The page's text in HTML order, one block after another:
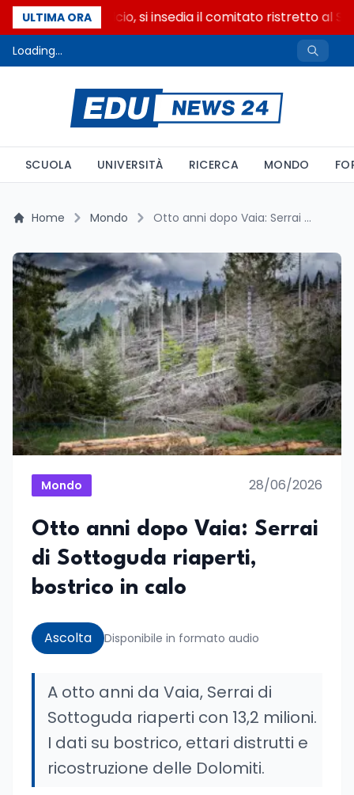
ULTIMA ORA
Riforma del calcio, si insedia il comitato ristretto al
Loading...
SCUOLA UNIVERSITÀ RICERCA MONDO
Home Mondo Otto anni dopo Vaia: Serrai di Sottoguda riaperti, bostrico in calo
Mondo 28/06/2026
Otto anni dopo Vaia: Serrai
di Sottoguda riaperti,
bostrico in calo
Ascolta Disponibile in formato audio
A otto anni da Vaia, Serrai di
Sottoguda riaperti con 13,2 milioni.
I dati su bostrico, ettari distrutti e
ricostruzione delle Dolomiti.